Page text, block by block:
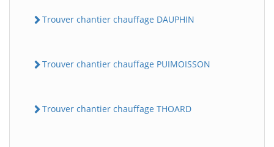
Trouver chantier chauffage DAUPHIN
Trouver chantier chauffage PUIMOISSON
Trouver chantier chauffage THOARD